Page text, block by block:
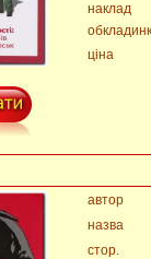
наклад
ціна
автор
назва
стор.